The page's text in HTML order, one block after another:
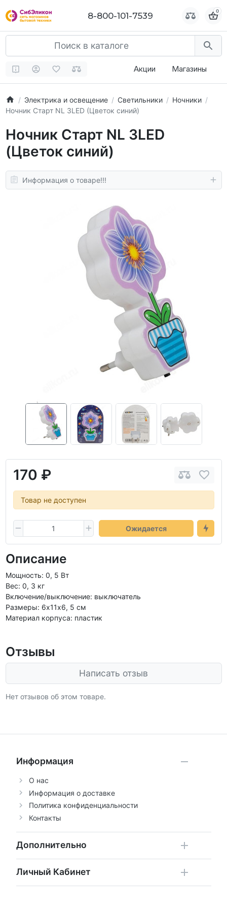
8-800-101-7539 0
Акции Магазины
Электрика и освещение Светильники
Ночники
Ночник Старт NL 3LED (Цветок синий)
Ночник Старт NL 3LED
(Цветок синий)
Информация о товаре!!!
170 ₽
Товар не доступен
Ожидается
Описание
Мощность: 0, 5 Вт
Вес: 0, 3 кг
Включение/выключение: выключатель
Размеры: 6х11х6, 5 см
Материал корпуса: пластик
Отзывы
Написать отзыв
Нет отзывов об этом товаре.
Информация
О нас
Информация о доставке
Политика конфиденциальности
Контакты
Дополнительно
Личный Кабинет
8-800-101-7539 0